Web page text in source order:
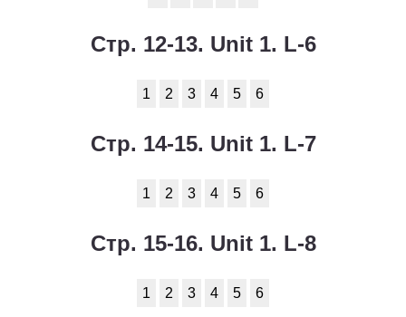
Стр. 12-13. Unit 1. L-6
1 2 3 4 5 6
Стр. 14-15. Unit 1. L-7
1 2 3 4 5 6
Стр. 15-16. Unit 1. L-8
1 2 3 4 5 6